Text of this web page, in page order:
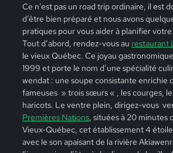
Ce n’est pas un road trip ordinaire, il est
d’être bien préparé et nous avons
pratiques pour vous aider à planifier
Tout d’abord, rendez-vous au restaurant
le vieux Québec. Ce joyau
1999 et porte le nom d’une spécialité
wendat : une soupe consistante enrichie
fameuses » trois sœurs « , les courges,
haricots. Le ventre plein, dirigez-vous
Premières Nations, situées à 20 minutes
Vieux-Québec, cet établissement 4
avec le son apaisant de la rivière